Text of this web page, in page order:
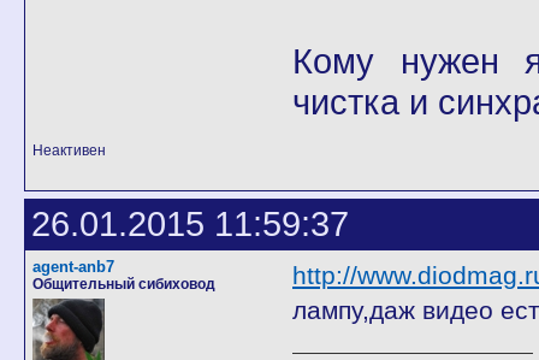
Кому нужен
чистка и
Неактивен
26.01.2015 11:59:37
agent-anb7
Общительный сибиховод
http://
лампу,даж видео